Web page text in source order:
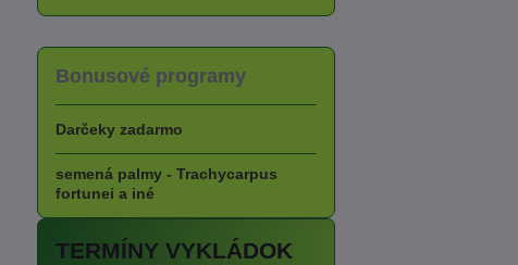
TERMÍNY VYKLÁDOK
Bonusové programy
Darčeky zadarmo
semená palmy - Trachycarpus
fortunei a iné